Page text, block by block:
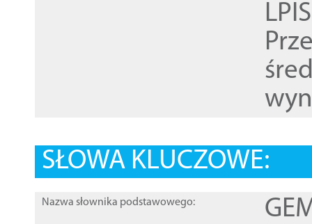
SŁOWA KLUCZOWE:
Nazwa słownika podstawowego: